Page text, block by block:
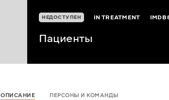
НЕДОСТУПЕН IN TREATMENT IMDB
Пациенты
ОПИСАНИЕ ПЕРСОНЫ И КОМАНДЫ